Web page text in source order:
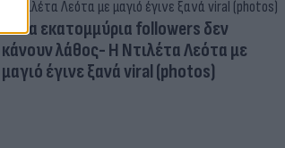
Δέκα εκατομμύρια followers δεν
κάνουν λάθος- Η Ντιλέτα Λεότα με
μαγιό έγινε ξανά viral (photos)